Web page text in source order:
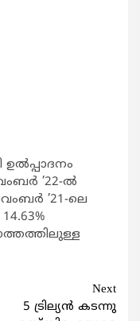
’22-ൽ
’21-ലെ
Next
5 ട്രില്യന്‍ കടന്നു